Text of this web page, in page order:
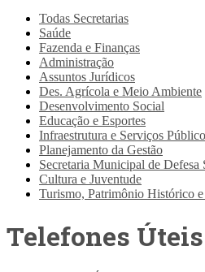
Todas Secretarias
Saúde
Fazenda e Finanças
Administração
Assuntos Jurídicos
Des. Agrícola e Meio Ambiente
Desenvolvimento Social
Educação e Esportes
Infraestrutura e Serviços
Planejamento da Gestão
Secretaria Municipal de Defesa
Cultura e Juventude
Turismo, Patrimônio Histórico
Telefones Úteis